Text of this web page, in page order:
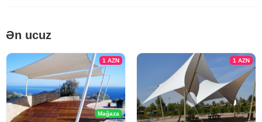
Ən ucuz
Mağaza
1AZN 1 AZN